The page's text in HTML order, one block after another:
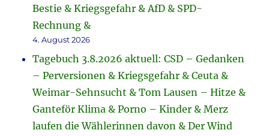
Bestie & Kriegsgefahr & AfD & SPD-
Rechnung &
4. August 2026
Tagebuch 3.8.2026 aktuell: CSD – Gedanken
– Perversionen & Kriegsgefahr & Ceuta &
Weimar-Sehnsucht & Tom Lausen – Hitze &
Ganteför Klima & Porno – Kinder & Merz
laufen die Wählerinnen davon & Der Wind